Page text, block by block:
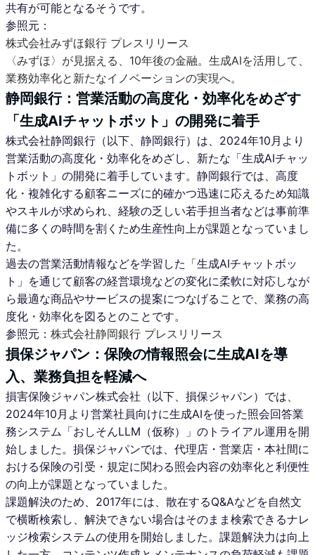
共有が可能となるそうです。
参照元：
株式会社みずほ銀行 プレスリリース
〈みずほ〉が見据える、10年後の金融。生成AIを活用して、
業務効率化と新たなイノベーションの実現へ。
静岡銀行：営業活動の高度化・効率化をめざす
「生成AIチャットボット」の開発に着手
株式会社静岡銀行（以下、静岡銀行）は、2024年10月より
営業活動の高度化・効率化をめざし、新たな「生成AIチャッ
トボット」の開発に着手しています。静岡銀行では、高度
化・複雑化する顧客ニーズに的確かつ迅速に応えるため知識
やスキルが求められ、経験の乏しい若手担当者などは事前準
備に多くの時間を割くため生産性向上が課題となっていまし
た。
過去の営業活動情報などを学習した「生成AIチャットボッ
ト」を通じて顧客の経営環境などの変化に柔軟に対応しなが
ら最適な商品やサービスの提案につなげることで、業務の高
度化・効率化を図るとのことです。
参照元： 株式会社静岡銀行 プレスリリース
損保ジャパン：保険の情報照会に生成AIを導
入、業務負担を軽減へ
損害保険ジャパン株式会社（以下、損保ジャパン）では、
2024年10月より営業社員向けに生成AIを使った照会回答業
務システム「おしそんLLM（仮称）」のトライアル運用を開
始しました。損保ジャパンでは、代理店・営業店・本社間に
おける保険の引受・規定に関わる照会内容の効率化と利便性
の向上が課題となっていました。
課題解決のため、2017年には、散在するQ&Aなどを自然文
で横断検索し、解決できない場合はそのまま検索できるナレ
ッジ検索システムの使用を開始しました。課題解決力は向上